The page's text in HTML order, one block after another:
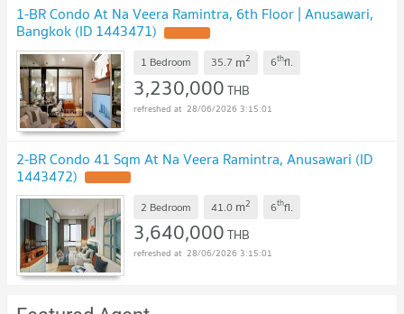
1-BR Condo At Na Veera Ramintra, 6th Floor | Anusawari,
Bangkok (ID 1443471)
1 Bedroom 35.7 m2 6thfl.
3,230,000THB
28/06/2026 3:15:01
2-BR Condo 41 Sqm At Na Veera Ramintra, Anusawari (ID
1443472)
2 Bedroom 41.0 m2 6thfl.
3,640,000THB
28/06/2026 3:15:01